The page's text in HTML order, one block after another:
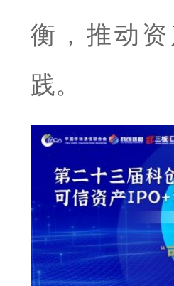
衡，推动
践。